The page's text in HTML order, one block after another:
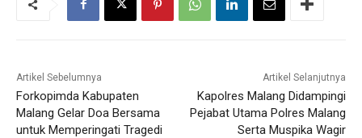
Artikel Sebelumnya
Forkopimda Kabupaten
Malang Gelar Doa Bersama
untuk Memperingati Tragedi
Artikel Selanjutnya
Kapolres Malang Didampingi
Pejabat Utama Polres Malang
Serta Muspika Wagir